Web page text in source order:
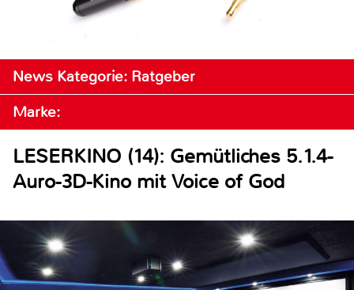
News Kategorie: Ratgeber
Marke:
LESERKINO (14): Gemütliches 5.1.4-
Auro-3D-Kino mit Voice of God